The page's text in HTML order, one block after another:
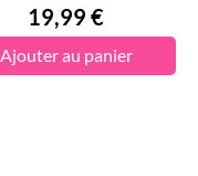
Prix
19,99 €
Ajouter au panier